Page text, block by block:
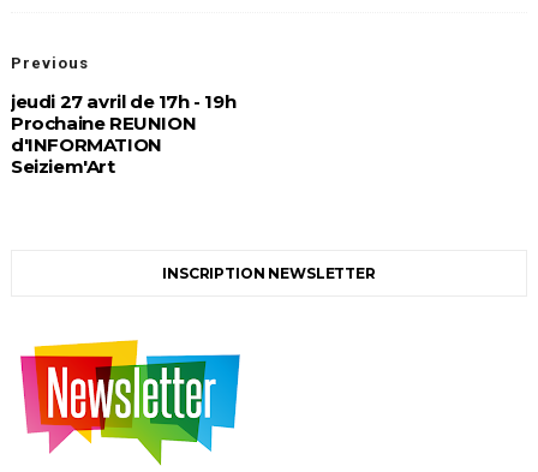
Previous
jeudi 27 avril de 17h - 19h
Prochaine REUNION
d'INFORMATION
Seiziem'Art
INSCRIPTION NEWSLETTER